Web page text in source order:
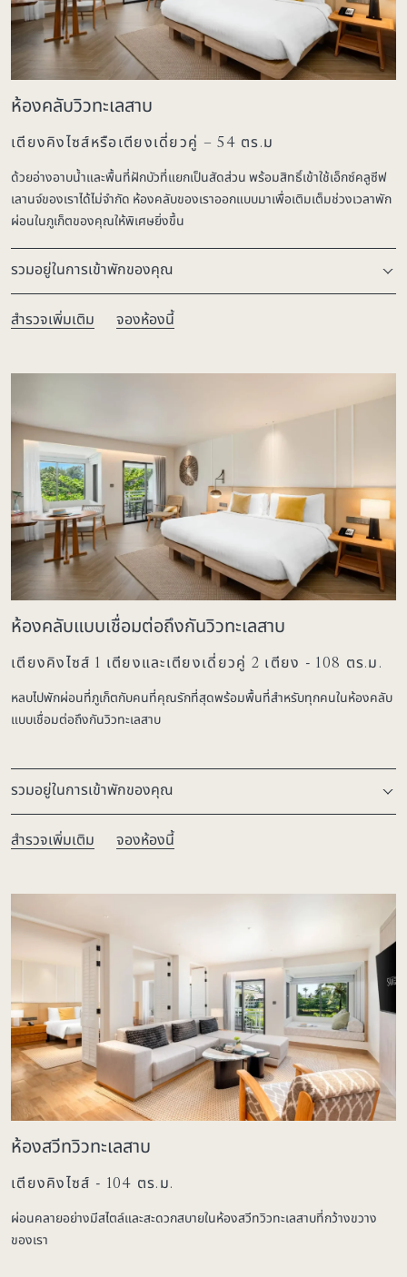
ห้องคลับวิวทะเลสาบ
เตียงคิงไซส์หรือเตียงเดี่ยวคู่ – 54 ตร.ม
ด้วยอ่างอาบน้ำและพื้นที่ฝักบัวที่แยกเป็นสัดส่วน พร้อมสิทธิ์เข้าใช้เอ็กซ์คลูซีฟ
เลานจ์ของเราได้ไม่จำกัด ห้องคลับของเราออกแบบมาเพื่อเติมเต็มช่วงเวลาพัก
ผ่อนในภูเก็ตของคุณให้พิเศษยิ่งขึ้น
รวมอยู่ในการเข้าพักของคุณ
สำรวจเพิ่มเติม จองห้องนี้
ห้องคลับแบบเชื่อมต่อถึงกันวิวทะเลสาบ
เตียงคิงไซส์ 1 เตียงและเตียงเดี่ยวคู่ 2 เตียง - 108 ตร.ม.
หลบไปพักผ่อนที่ภูเก็ตกับคนที่คุณรักที่สุดพร้อมพื้นที่สำหรับทุกคนในห้องคลับ
แบบเชื่อมต่อถึงกันวิวทะเลสาบ
รวมอยู่ในการเข้าพักของคุณ
สำรวจเพิ่มเติม จองห้องนี้
ห้องสวีทวิวทะเลสาบ
เตียงคิงไซส์ - 104 ตร.ม.
ผ่อนคลายอย่างมีสไตล์และสะดวกสบายในห้องสวีทวิวทะเลสาบที่กว้างขวาง
ของเรา